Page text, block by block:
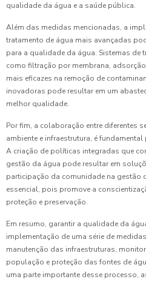
qualidade da água e a saúde pública.
Além das medidas mencionadas, a
tratamento de água mais avançadas
para a qualidade da água. Sistemas de
como filtração por membrana,
mais eficazes na remoção de
inovadoras pode resultar em um
melhor qualidade.
Por fim, a colaboração entre diferentes
ambiente e infraestrutura, é
A criação de políticas integradas que
gestão da água pode resultar em
participação da comunidade na gestão
essencial, pois promove a
proteção e preservação.
Em resumo, garantir a qualidade da
implementação de uma série de
manutenção das infraestruturas,
população e proteção das fontes de
uma parte importante desse processo,